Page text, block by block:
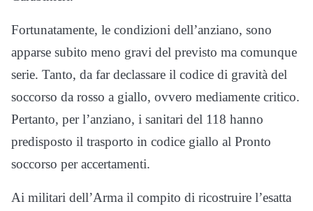
Fortunatamente, le condizioni dell’anziano, sono
apparse subito meno gravi del previsto ma comunque
serie. Tanto, da far declassare il codice di gravità del
soccorso da rosso a giallo, ovvero mediamente critico.
Pertanto, per l’anziano, i sanitari del 118 hanno
predisposto il trasporto in codice giallo al Pronto
soccorso per accertamenti.
Ai militari dell’Arma il compito di ricostruire l’esatta